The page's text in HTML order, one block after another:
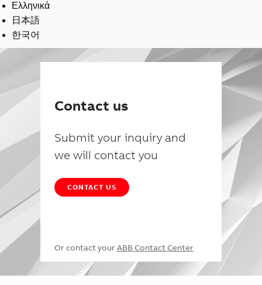
Ελληνικά
日本語
한국어
Contact us
Submit your inquiry and
we will contact you
CONTACT US
Or contact your ABB Contact Center